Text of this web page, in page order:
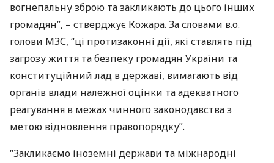
вогнепальну зброю та закликають до цього інших
громадян”, – стверджує Кожара. За словами в.о.
голови МЗС, “ці протизаконні дії, які ставлять під
загрозу життя та безпеку громадян України та
конституційний лад в державі, вимагають від
органів влади належної оцінки та адекватного
реагування в межах чинного законодавства з
метою відновлення правопорядку”.
“Закликаємо іноземні держави та міжнародні